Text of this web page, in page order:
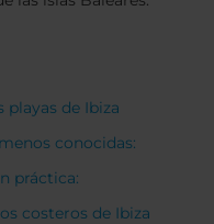
playas de Ibiza
conocidas:
práctica:
costeros de Ibiza